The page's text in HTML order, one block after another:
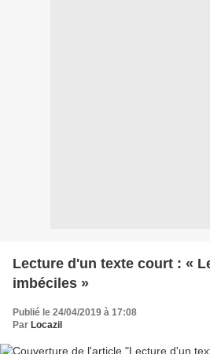
Lecture d'un texte court : «
imbéciles »
Publié le 24/04/2019 à 17:08
Par Locazil